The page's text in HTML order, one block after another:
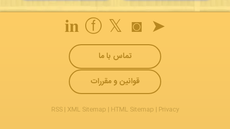
➤
◙
𝕏
ⓕ
𝐢𝐧
تماس با ما
قوانین و مقررات
RSS| XML Sitemap | HTML Sitemap | Privacy